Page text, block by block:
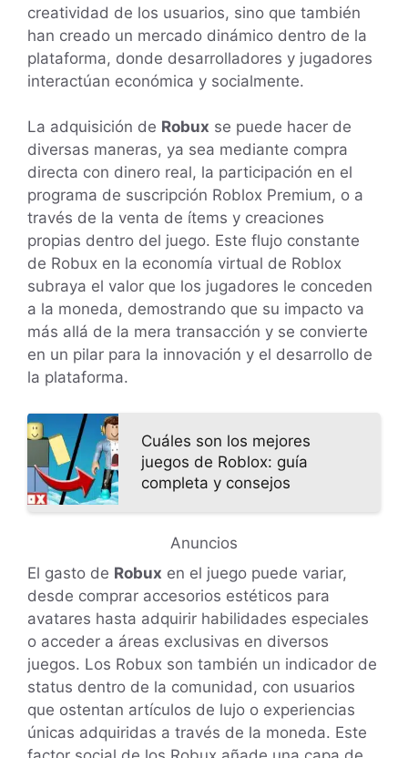
creatividad de los usuarios, sino que también
han creado un mercado dinámico dentro de la
plataforma, donde desarrolladores y jugadores
interactúan económica y socialmente.
La adquisición de Robux se puede hacer de
diversas maneras, ya sea mediante compra
directa con dinero real, la participación en el
programa de suscripción Roblox Premium, o a
través de la venta de ítems y creaciones
propias dentro del juego. Este flujo constante
de Robux en la economía virtual de Roblox
subraya el valor que los jugadores le conceden
a la moneda, demostrando que su impacto va
más allá de la mera transacción y se convierte
en un pilar para la innovación y el desarrollo de
la plataforma.
Cuáles son los mejores
juegos de Roblox: guía
completa y consejos
Anuncios
El gasto de Robux en el juego puede variar,
desde comprar accesorios estéticos para
avatares hasta adquirir habilidades especiales
o acceder a áreas exclusivas en diversos
juegos. Los Robux son también un indicador de
status dentro de la comunidad, con usuarios
que ostentan artículos de lujo o experiencias
únicas adquiridas a través de la moneda. Este